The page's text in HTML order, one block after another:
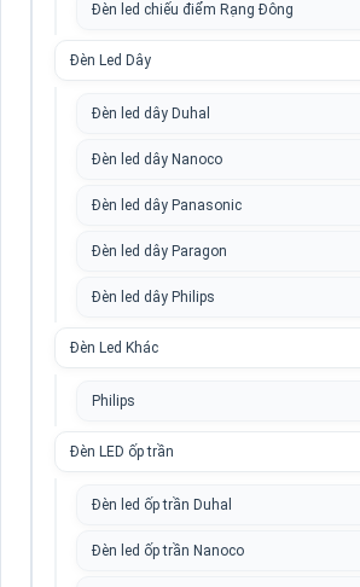
Đèn led chiếu điểm Rạng Đông
Đèn Led Dây
Đèn led dây Duhal
Đèn led dây Nanoco
Đèn led dây Panasonic
Đèn led dây Paragon
Đèn led dây Philips
Đèn Led Khác
Philips
Đèn LED ốp trần
Đèn led ốp trần Duhal
Đèn led ốp trần Nanoco